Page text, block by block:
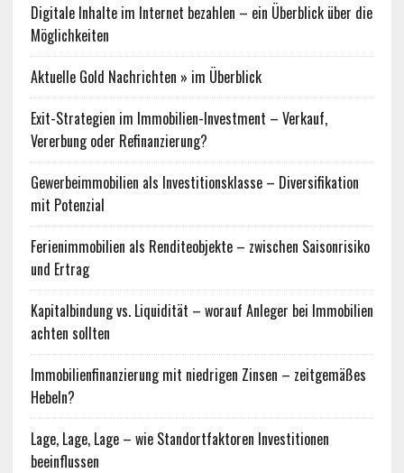
Digitale Inhalte im Internet bezahlen – ein Überblick über die
Möglichkeiten
Aktuelle Gold Nachrichten » im Überblick
Exit-Strategien im Immobilien-Investment – Verkauf,
Vererbung oder Refinanzierung?
Gewerbeimmobilien als Investitionsklasse – Diversifikation
mit Potenzial
Ferienimmobilien als Renditeobjekte – zwischen Saisonrisiko
und Ertrag
Kapitalbindung vs. Liquidität – worauf Anleger bei Immobilien
achten sollten
Immobilienfinanzierung mit niedrigen Zinsen – zeitgemäßes
Hebeln?
Lage, Lage, Lage – wie Standortfaktoren Investitionen
beeinflussen